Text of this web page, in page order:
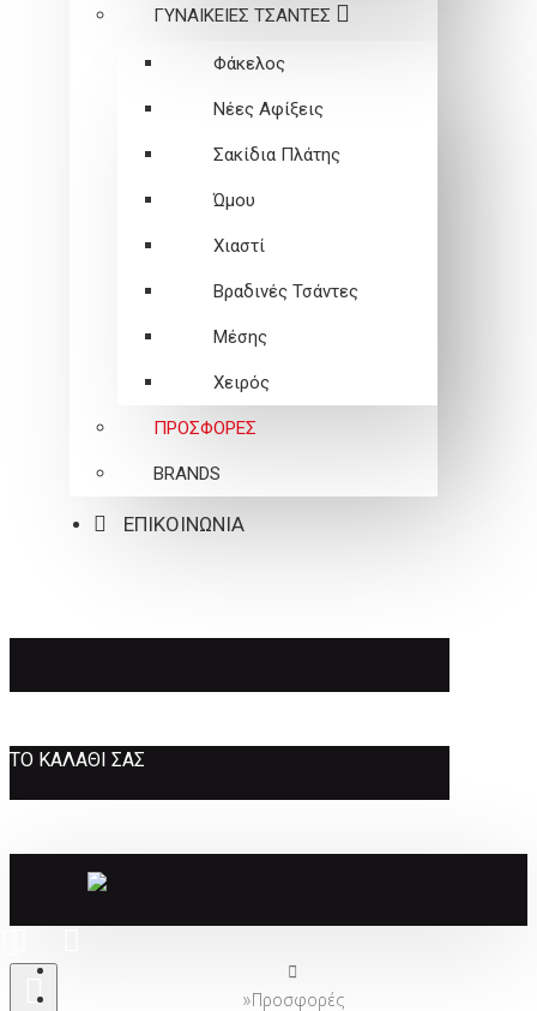
ΓΥΝΑΙΚΕΙEΣ ΤΣΑΝΤΕΣ
Φάκελος
Νέες Αφίξεις
Σακίδια Πλάτης
Ώμου
Χιαστί
Βραδινές Τσάντες
Μέσης
Χειρός
ΠΡΟΣΦΟΡΕΣ
BRANDS
ΕΠΙΚΟΙΝΩΝΙΑ
ΤΟ ΚΑΛΆΘΙ ΣΑΣ
Προσφορές